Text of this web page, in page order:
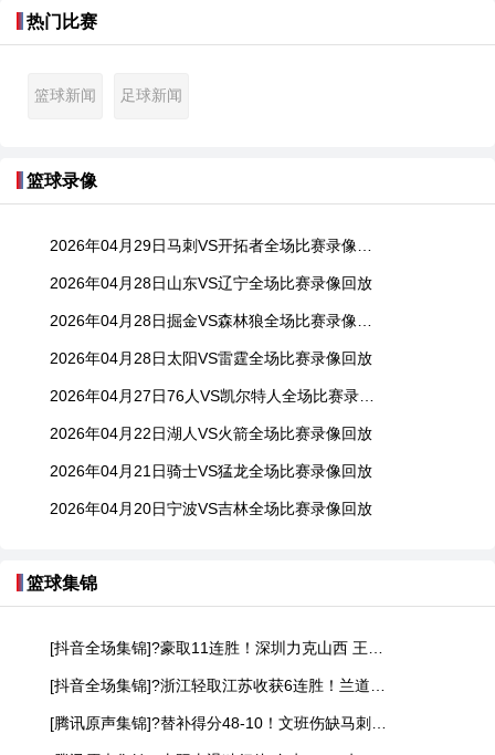
热门比赛
篮球新闻 足球新闻
篮球录像
2026年04月29日马刺VS开拓者全场比赛录像回放
2026年04月28日山东VS辽宁全场比赛录像回放
2026年04月28日掘金VS森林狼全场比赛录像回放
2026年04月28日太阳VS雷霆全场比赛录像回放
2026年04月27日76人VS凯尔特人全场比赛录像回放
2026年04月22日湖人VS火箭全场比赛录像回放
2026年04月21日骑士VS猛龙全场比赛录像回放
2026年04月20日宁波VS吉林全场比赛录像回放
篮球集锦
[抖音全场集锦]?豪取11连胜！深圳力克山西 王浩然33+5 马凯尔·约翰逊伤退
[抖音全场集锦]?浙江轻取江苏收获6连胜！兰道夫17分 亨特19+12+8 庞峥麟18+5
[腾讯原声集锦]?替补得分48-10！文班伤缺马刺轻取开拓者 福克斯25+5+7